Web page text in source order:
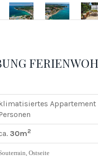
Appartement
30m2
Ostseite